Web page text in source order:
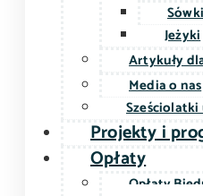
Sówki
Jeżyki
Artykuły
Media o nas
Sześciolatki
Projekty i
Opłaty
Opłaty